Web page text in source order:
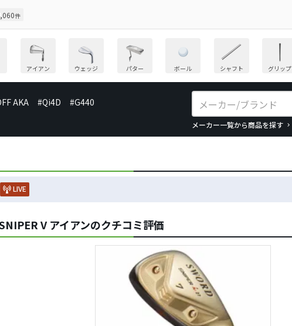
件
アイアン ウェッジ パター ボール シャフト グリップ
AKA #Qi4D #G440
メーカー一覧から商品を探す
LIVE
V アイアンのクチコミ評価